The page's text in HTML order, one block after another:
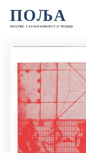
ПОЉА
часопис за књижевност и теорију